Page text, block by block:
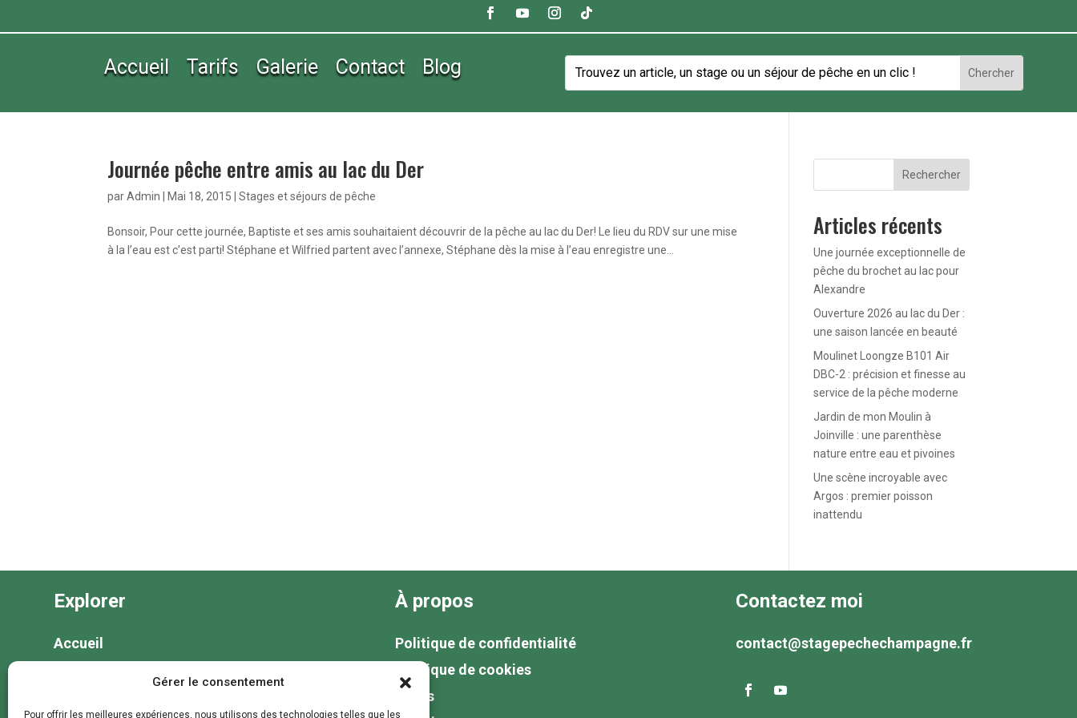
Gérer le consentement
Pour offrir les meilleures expériences, nous utilisons des technologies telles que les
Accueil Tarifs Galerie Contact Blog
Journée pêche entre amis au lac du Der
parAdmin Mai 18, 2015 |Stages et séjours de pêche
Bonsoir, Pour cette journée, Baptiste et ses amis souhaitaient découvrir de la pêche au lac du Der! Le lieu du RDV sur une mise
à la l’eau est c’est parti! Stéphane et Wilfried partent avec l’annexe, Stéphane dès la mise à l’eau enregistre une...
Rechercher
Articles récents
Une journée exceptionnelle de
pêche du brochet au lac pour
Alexandre
Ouverture 2026 au lac du Der :
une saison lancée en beauté
Moulinet Loongze B101 Air
DBC-2 : précision et finesse au
service de la pêche moderne
Jardin de mon Moulin à
Joinville : une parenthèse
nature entre eau et pivoines
Une scène incroyable avec
Argos : premier poisson
inattendu
Explorer
Accueil
À propos
Politique de confidentialité
Politique de cookies
Tarifs
Contactez moi
contact@stagepechechampagne.fr